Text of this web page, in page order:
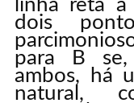
linha reta
dois
para B
ambos, há
natural,